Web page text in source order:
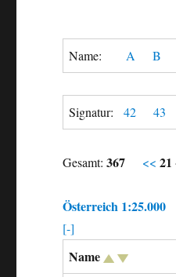
Name: A B
Signatur:42 43
Gesamt:367 <<21
Österreich 1:25.000
[-]
Name